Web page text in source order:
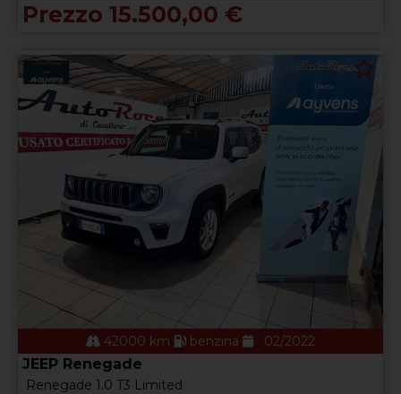
Prezzo 15.500,00 €
42000 km benzina 02/2022
JEEP Renegade
Renegade 1.0 T3 Limited